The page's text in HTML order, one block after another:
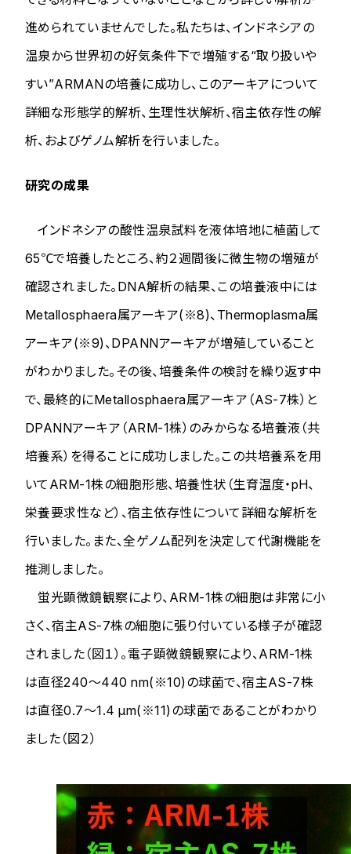
進められていませんでした。私たちは、インドネシアの
温泉から世界初の好気条件下で増殖する“取り扱いや
すい”ARMANの培養に成功し、このアーキアについて
詳細な形態学的解析、生理性状解析、宿主依存性の解
析、およびゲノム解析を行いました。
研究の成果
インドネシアの酸性温泉試料を液体培地に植菌して
65℃で培養したところ、約２週間後に微生物の増殖が
確認されました。DNA解析の結果、この培養液中には
Metallosphaera属アーキア(※8)、 Thermoplasma属
アーキア(※9)、DPANNアーキアが増殖していること
がわかりました。その後、培養条件の検討を繰り返す中
で、最終的にMetallosphaera属アーキア（AS-7株）と
DPANNアーキア（ARM-1株）のみからなる培養液（共
培養系）を得ることに成功しました。この共培養系を用
いてARM-1株の細胞形態、培養性状（生育温度・pH、
栄養要求性など）、宿主依存性について詳細な解析を
行いました。また、全ゲノム配列を決定して代謝機能を
推測しました。
蛍光顕微鏡観察により、ARM-1株の細胞は非常に小
さく、宿主AS-7株の細胞に張り付いている様子が確認
されました（図１）。電子顕微鏡観察により、ARM-1株
は直径240～440 nm(※10)の球菌で、宿主AS-7株
は直径0.7～1.4 μm(※11)の球菌であることがわかり
ました（図２）